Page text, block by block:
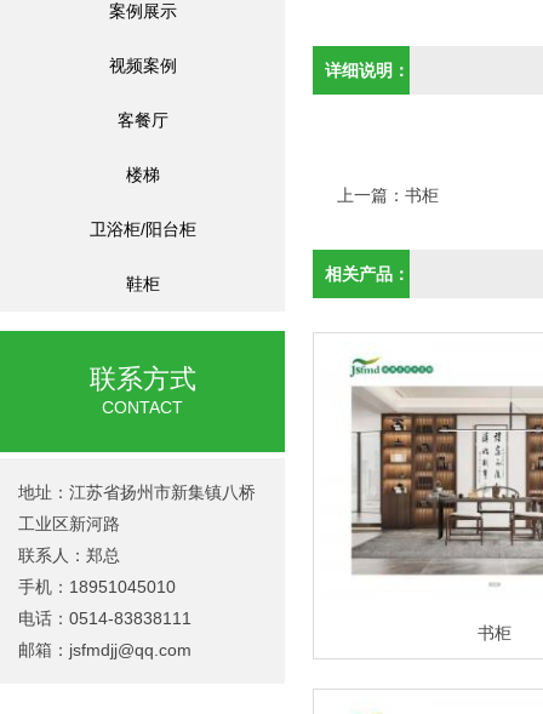
案例展示
视频案例
客餐厅
楼梯
卫浴柜/阳台柜
鞋柜
联系方式
CONTACT
地址：江苏省扬州市新集镇八桥
工业区新河路
联系人：郑总
手机：18951045010
电话：0514-83838111
邮箱： jsfmdjj@qq.com
详细说明：
上一篇： 书柜
相关产品：
书柜